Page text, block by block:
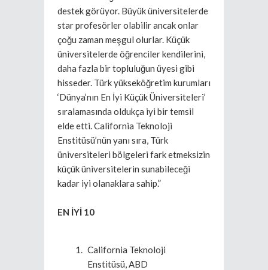
destek görüyor. Büyük üniversitelerde
star profesörler olabilir ancak onlar
çoğu zaman meşgul olurlar. Küçük
üniversitelerde öğrenciler kendilerini,
daha fazla bir topluluğun üyesi gibi
hisseder. Türk yükseköğretim kurumları
‘Dünya’nın En İyi Küçük Üniversiteleri’
sıralamasında oldukça iyi bir temsil
elde etti. California Teknoloji
Enstitüsü’nün yanı sıra, Türk
üniversiteleri bölgeleri fark etmeksizin
küçük üniversitelerin sunabileceği
kadar iyi olanaklara sahip.”
EN İYİ 10
California Teknoloji
Enstitüsü, ABD